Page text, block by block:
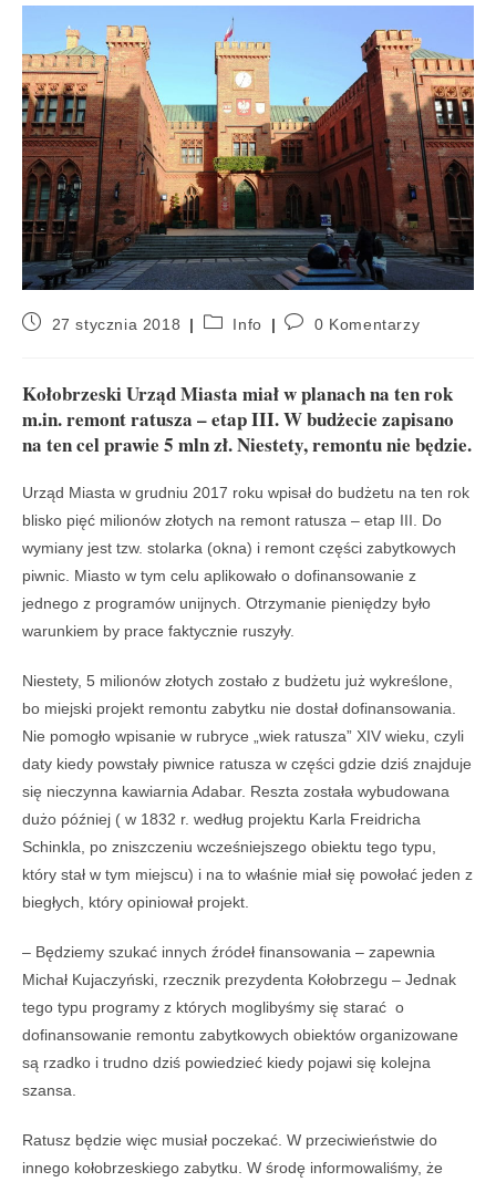
27 stycznia 2018 Info 0 Komentarzy
Kołobrzeski Urząd Miasta miał w planach na ten rok
m.in. remont ratusza – etap III. W budżecie zapisano
na ten cel prawie 5 mln zł. Niestety, remontu nie będzie.
Urząd Miasta w grudniu 2017 roku wpisał do budżetu na ten rok
blisko pięć milionów złotych na remont ratusza – etap III. Do
wymiany jest tzw. stolarka (okna) i remont części zabytkowych
piwnic. Miasto w tym celu aplikowało o dofinansowanie z
jednego z programów unijnych. Otrzymanie pieniędzy było
warunkiem by prace faktycznie ruszyły.
Niestety, 5 milionów złotych zostało z budżetu już wykreślone,
bo miejski projekt remontu zabytku nie dostał dofinansowania.
Nie pomogło wpisanie w rubryce „wiek ratusza” XIV wieku, czyli
daty kiedy powstały piwnice ratusza w części gdzie dziś znajduje
się nieczynna kawiarnia Adabar. Reszta została wybudowana
dużo później ( w 1832 r. według projektu Karla Freidricha
Schinkla, po zniszczeniu wcześniejszego obiektu tego typu,
który stał w tym miejscu) i na to właśnie miał się powołać jeden z
biegłych, który opiniował projekt.
– Będziemy szukać innych źródeł finansowania – zapewnia
Michał Kujaczyński, rzecznik prezydenta Kołobrzegu – Jednak
tego typu programy z których moglibyśmy się starać o
dofinansowanie remontu zabytkowych obiektów organizowane
są rzadko i trudno dziś powiedzieć kiedy pojawi się kolejna
szansa.
Ratusz będzie więc musiał poczekać. W przeciwieństwie do
innego kołobrzeskiego zabytku. W środę informowaliśmy, że